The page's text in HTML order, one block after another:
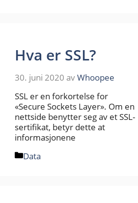
Hva er SSL?
30. juni 2020 avWhoopee
SSL er en forkortelse for
«Secure Sockets Layer». Om en
nettside benytter seg av et SSL-
sertifikat, betyr dette at
informasjonene
Kategorier
Data